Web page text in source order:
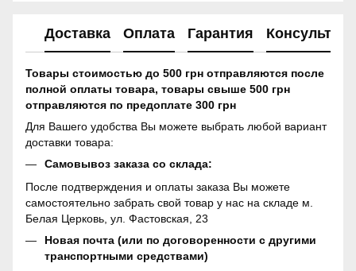
Доставка Оплата Гарантия
Товары стоимостью до 500 грн отправляются после
полной оплаты товара, товары свыше 500 грн
отправляются по предоплате 300 грн
Для Вашего удобства Вы можете выбрать любой вариант
доставки товара:
Самовывоз заказа со склада:
После подтверждения и оплаты заказа Вы можете
самостоятельно забрать свой товар у нас на складе м.
Белая Церковь, ул. Фастовская, 23
Новая почта (или по договоренности с другими
транспортными средствами)